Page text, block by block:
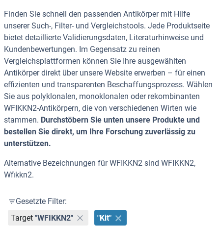
Finden Sie schnell den passenden Antikörper mit Hilfe
unserer Such-, Filter- und Vergleichstools. Jede Produktseite
bietet detaillierte Validierungsdaten, Literaturhinweise und
Kundenbewertungen. Im Gegensatz zu reinen
Vergleichsplattformen können Sie Ihre ausgewählten
Antikörper direkt über unsere Website erwerben – für einen
effizienten und transparenten Beschaffungsprozess. Wählen
Sie aus polyklonalen, monoklonalen oder rekombinanten
WFIKKN2-Antikörpern, die von verschiedenen Wirten wie
stammen. Durchstöbern Sie unten unsere Produkte und
bestellen Sie direkt, um Ihre Forschung zuverlässig zu
unterstützen.
Alternative Bezeichnungen für WFIKKN2 sind WFIKKN2,
Wfikkn2.
Gesetzte Filter:
Target "WFIKKN2" "Kit"